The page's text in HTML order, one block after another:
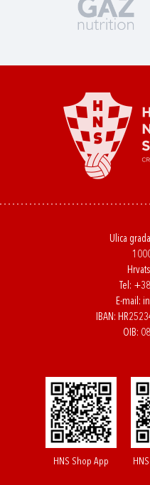
Ulica
Tel:
E-mail:
IBAN:
OIB:
HNS Shop App